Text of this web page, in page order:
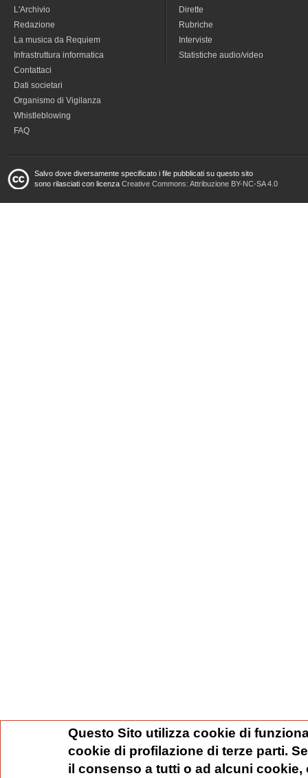
L'Archivio
Redazione
La musica da Requiem
Infrastruttura informatica
Contattaci
Dati societari
Organismo di Vigilanza
Whistleblowing
FAQ
Dirette
Rubriche
Interviste
Statistiche audio/video
Salvo dove diversamente specificato i file pubblicati su questo sito
sono rilasciati con licenza Creative Commons: Attribuzione BY-NC-SA 4.0
Questo Sito utilizza cookie di
cookie di profilazione di terze parti.
il consenso a tutti o ad alcuni